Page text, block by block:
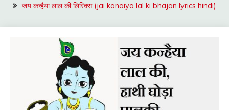
जय कन्हैया लाल की लिरिक्स (jai kanaiya lal ki bhajan lyrics hindi)